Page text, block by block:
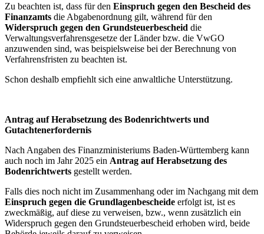
Zu beachten ist, dass für den Einspruch gegen den Bescheid des
Finanzamts die Abgabenordnung gilt, während für den
Widerspruch gegen den Grundsteuerbescheid die
Verwaltungsverfahrensgesetze der Länder bzw. die VwGO
anzuwenden sind, was beispielsweise bei der Berechnung von
Verfahrensfristen zu beachten ist.
Schon deshalb empfiehlt sich eine anwaltliche Unterstützung.
Antrag auf Herabsetzung des Bodenrichtwerts und
Gutachtenerfordernis
Nach Angaben des Finanzministeriums Baden-Württemberg kann
auch noch im Jahr 2025 ein Antrag auf Herabsetzung des
Bodenrichtwerts gestellt werden.
Falls dies noch nicht im Zusammenhang oder im Nachgang mit dem
Einspruch gegen die Grundlagenbescheide erfolgt ist, ist es
zweckmäßig, auf diese zu verweisen, bzw., wenn zusätzlich ein
Widerspruch gegen den Grundsteuerbescheid erhoben wird, beide